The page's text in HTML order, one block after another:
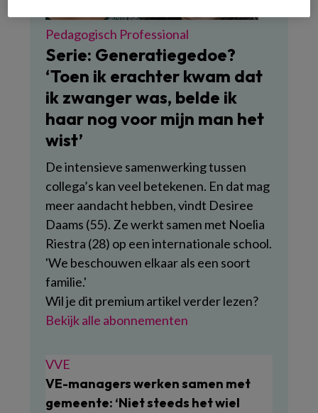
Pedagogisch Professional
Serie: Generatiegedoe?
‘Toen ik erachter kwam dat
ik zwanger was, belde ik
haar nog voor mijn man het
wist’
De intensieve samenwerking tussen
collega’s kan veel betekenen. En dat mag
meer aandacht hebben, vindt Desiree
Daams (55). Ze werkt samen met Noelia
Riestra (28) op een internationale school.
'We beschouwen elkaar als een soort
familie.'
Wil je dit premium artikel verder lezen?
Bekijk alle abonnementen
VVE
VE-managers werken samen met
gemeente: ‘Niet steeds het wiel